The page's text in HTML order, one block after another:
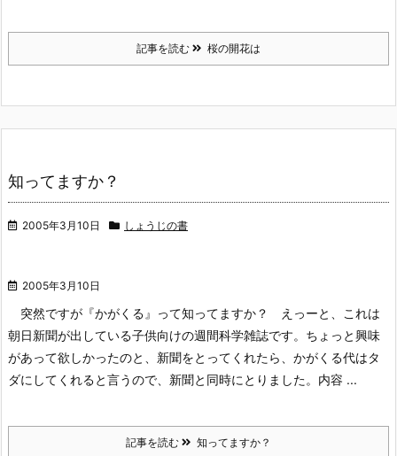
記事を読む 桜の開花は
知ってますか？
2005年3月10日 しょうじの書
2005年3月10日
突然ですが『かがくる』って知ってますか？ えっーと、これは
朝日新聞が出している子供向けの週間科学雑誌です。ちょっと興味
があって欲しかったのと、新聞をとってくれたら、かがくる代はタ
ダにしてくれると言うので、新聞と同時にとりました。内容 ...
記事を読む 知ってますか？